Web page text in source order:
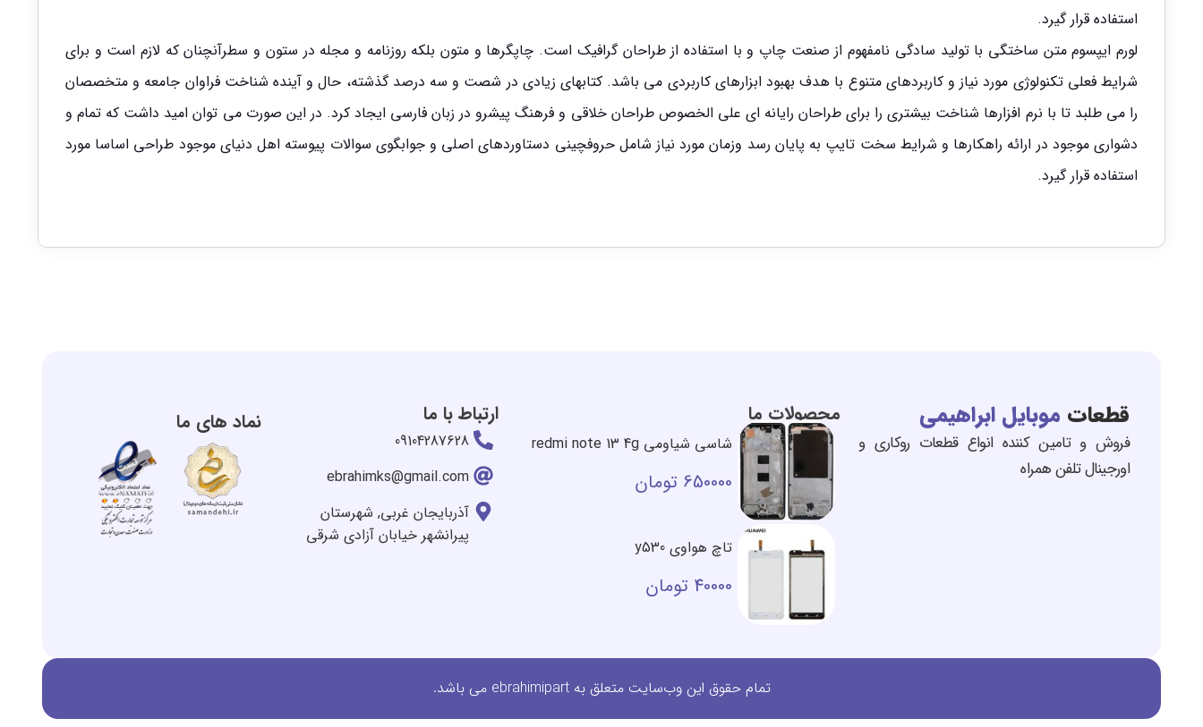
استفاده قرار گیرد.
لورم ایپسوم متن ساختگی با تولید سادگی نامفهوم از صنعت چاپ و با استفاده از طراحان گرافیک است. چاپگرها و متون بلکه روزنامه و مجله در ستون و سطرآنچنان که لازم است و برای
شرایط فعلی تکنولوژی مورد نیاز و کاربردهای متنوع با هدف بهبود ابزارهای کاربردی می باشد. کتابهای زیادی در شصت و سه درصد گذشته، حال و آینده شناخت فراوان جامعه و متخصصان
را می طلبد تا با نرم افزارها شناخت بیشتری را برای طراحان رایانه ای علی الخصوص طراحان خلاقی و فرهنگ پیشرو در زبان فارسی ایجاد کرد. در این صورت می توان امید داشت که تمام و
دشواری موجود در ارائه راهکارها و شرایط سخت تایپ به پایان رسد وزمان مورد نیاز شامل حروفچینی دستاوردهای اصلی و جوابگوی سوالات پیوسته اهل دنیای موجود طراحی اساسا مورد
استفاده قرار گیرد.
قطعات موبایل ابراهیمی
فروش و تامین کننده انواع قطعات روکاری و
اورجینال تلفن همراه
محصولات ما
شاسی شیاومی redmi note 13 4g
650000 تومان
تاچ هواوی y530
40000 تومان
ارتباط با ما
09104287628
ebrahimks@gmail.com
آذربایجان غربی, شهرستان
پیرانشهر خیابان آزادی شرقی
نماد های ما
تمام حقوق این وب‌سایت متعلق به ebrahimipart می باشد.